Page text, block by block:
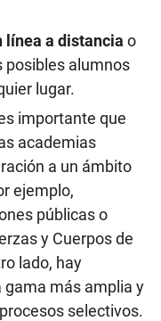
línea a distancia o
posibles alumnos
lugar.
importante que
academias
a un ámbito
ejemplo,
públicas o
y Cuerpos de
lado, hay
gama más amplia y
selectivos.